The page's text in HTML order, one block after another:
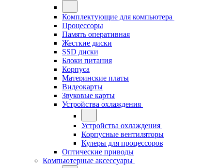
Комплектующие для компьютера
Процессоры
Память оперативная
Жесткие диски
SSD диски
Блоки питания
Корпуса
Материнские платы
Видеокарты
Звуковые карты
Устройства охлаждения
Устройства охлаждения
Корпусные вентиляторы
Кулеры для процессоров
Оптические приводы
Компьютерные аксессуары